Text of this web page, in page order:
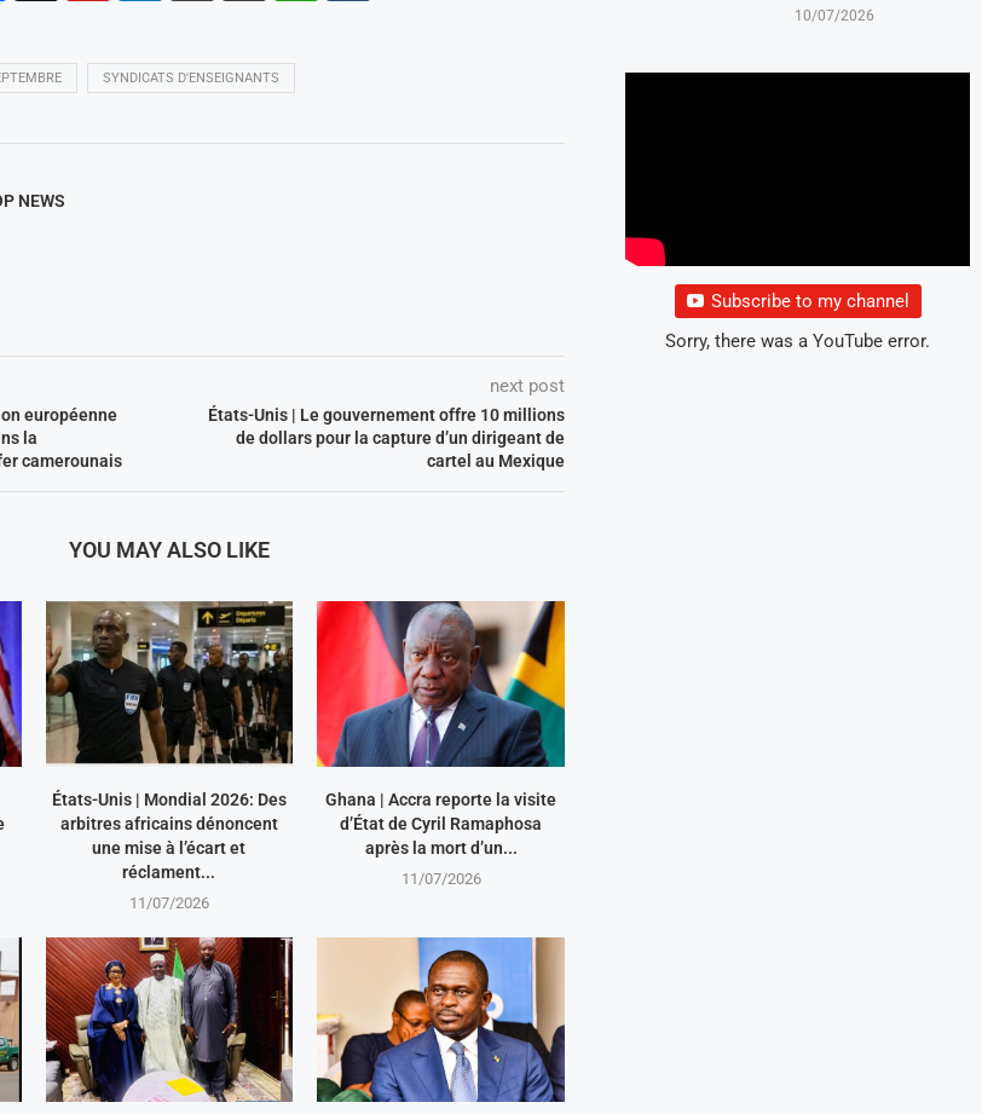
SYNDICATS D'ENSEIGNANTS
NEWS
européenne
la
camerounais
next post
États-Unis | Le gouvernement offre 10 millions
de dollars pour la capture d’un dirigeant de
cartel au Mexique
YOU MAY ALSO LIKE
États-Unis | Mondial 2026: Des
arbitres africains dénoncent
une mise à l’écart et
réclament...
11/07/2026
Ghana | Accra reporte la visite
d’État de Cyril Ramaphosa
après la mort d’un...
11/07/2026
10/07/2026
Subscribe to my channel
Sorry, there was a YouTube error.